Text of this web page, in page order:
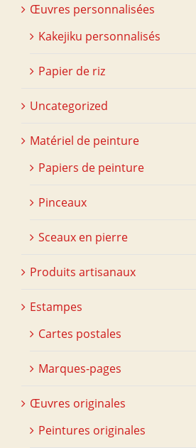
Œuvres personnalisées
Kakejiku personnalisés
Papier de riz
Uncategorized
Matériel de peinture
Papiers de peinture
Pinceaux
Sceaux en pierre
Produits artisanaux
Estampes
Cartes postales
Marques-pages
Œuvres originales
Peintures originales